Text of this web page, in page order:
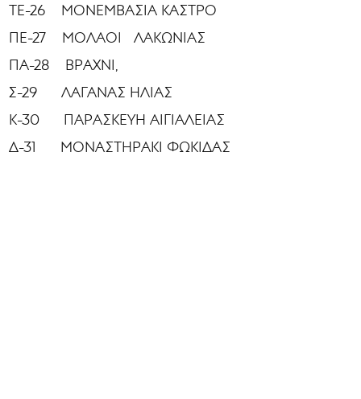
ΤΕ-26 ΜΟΝΕΜΒΑΣΙΑ ΚΑΣΤΡΟ
ΠΕ-27 ΜΟΛΑΟΙ ΛΑΚΩΝΙΑΣ
ΠΑ-28 ΒΡΑΧΝΙ,
Σ-29 ΛΑΓΑΝΑΣ ΗΛΙΑΣ
Κ-30 ΠΑΡΑΣΚΕΥΗ ΑΙΓΙΑΛΕΙΑΣ
Δ-31 ΜΟΝΑΣΤΗΡΑΚΙ ΦΩΚΙΔΑΣ